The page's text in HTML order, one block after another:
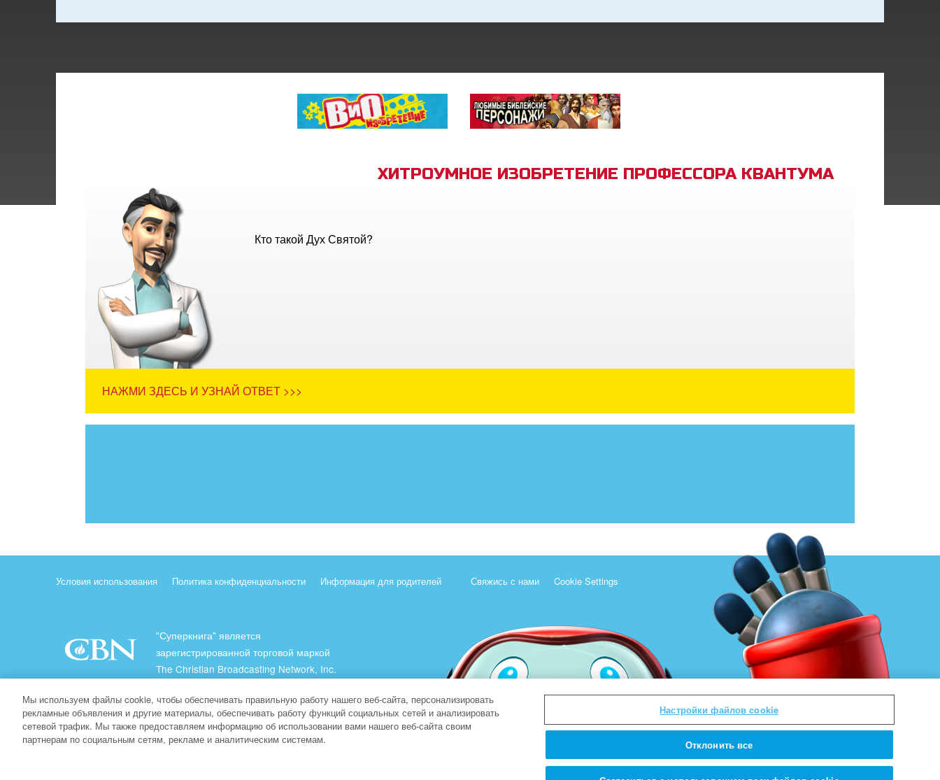
ХИТРОУМНОЕ ИЗОБРЕТЕНИЕ ПРОФЕССОРА КВАНТУМА
Кто такой Дух Святой?
НАЖМИ ЗДЕСЬ И УЗНАЙ ОТВЕТ >>>
Условия использования Политика конфиденциальности Информация для родителей Свяжись с нами Cookie Settings
"Суперкнига" является
зарегистрированной торговой маркой
The Christian Broadcasting Network, Inc.
Все права защищены.
About CBN
Мы используем файлы cookie, чтобы обеспечивать правильную работу нашего веб-сайта, персонализировать
рекламные объявления и другие материалы, обеспечивать работу функций социальных сетей и анализировать
сетевой трафик. Мы также предоставляем информацию об использовании вами нашего веб-сайта своим
партнерам по социальным сетям, рекламе и аналитическим системам.
Настройки файлов cookie
Отклонить все